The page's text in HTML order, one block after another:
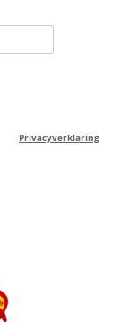
Privacyverklaring